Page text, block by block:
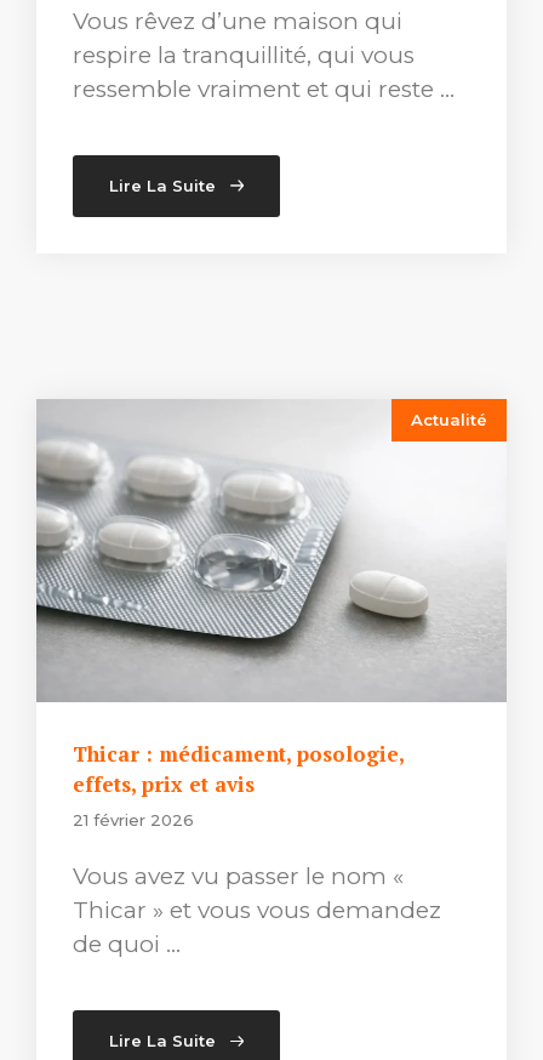
Vous rêvez d’une maison qui
respire la tranquillité, qui vous
ressemble vraiment et qui reste …
Lire La Suite
Actualité
Thicar : médicament, posologie,
effets, prix et avis
21 février 2026
Vous avez vu passer le nom «
Thicar » et vous vous demandez
de quoi …
Lire La Suite